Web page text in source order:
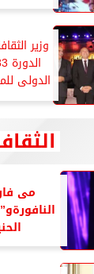
وزير
الدولى
مى